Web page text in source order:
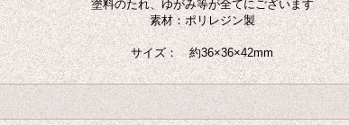
塗料のたれ、ゆがみ等が全てにございます
素材：ポリレジン製
サイズ： 約36×36×42mm